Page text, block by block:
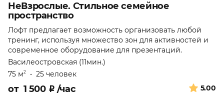
НеВзрослые. Стильное семейное
пространство
Лофт предлагает возможность организовать любой
тренинг, используя множество зон для активностей и
современное оборудование для презентаций.
Василеостровская (11мин.)
75 м2 • 25 человек
5.00
от 1 500 ₽ /час